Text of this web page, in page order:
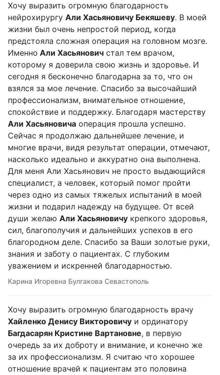
Хочу выразить огромную благодарность
нейрохирургу Али Хасьяновичу Бекяшеву. В моей
жизни был очень непростой период, когда
предстояла сложная операция на головном мозге.
Именно Али Хасьянович стал тем врачом,
которому я доверила свою жизнь и здоровье. И
сегодня я бесконечно благодарна за то, что он
взялся за мое лечение. Спасибо за высочайший
профессионализм, внимательное отношение,
спокойствие и поддержку. Благодаря мастерству
Али Хасьяновича операция прошла успешно.
Сейчас я продолжаю дальнейшее лечение, и
многие врачи, видя результат операции, отмечают,
насколько идеально и аккуратно она выполнена.
Для меня Али Хасьянович не просто выдающийся
специалист, а человек, который помог пройти
через одно из самых тяжелых испытаний в моей
жизни и подарил надежду на будущее. От всей
души желаю Али Хасьяновичу крепкого здоровья,
сил, благополучия и дальнейших успехов в его
благородном деле. Спасибо за Ваши золотые руки,
знания и заботу о пациентах. С глубоким
уважением и искренней благодарностью.
Карина Игоревна Булгакова Севастополь
Хочу выразить огромную благодарность врачу
Хайленко Денису Викторовичу и ординатору
Багдасарян Кристине Вартановне, в первую
очередь за их доброту и внимание, и конечно же
за их профессионализм. Я считаю что хорошее
отношение врачей к пациентам это половина